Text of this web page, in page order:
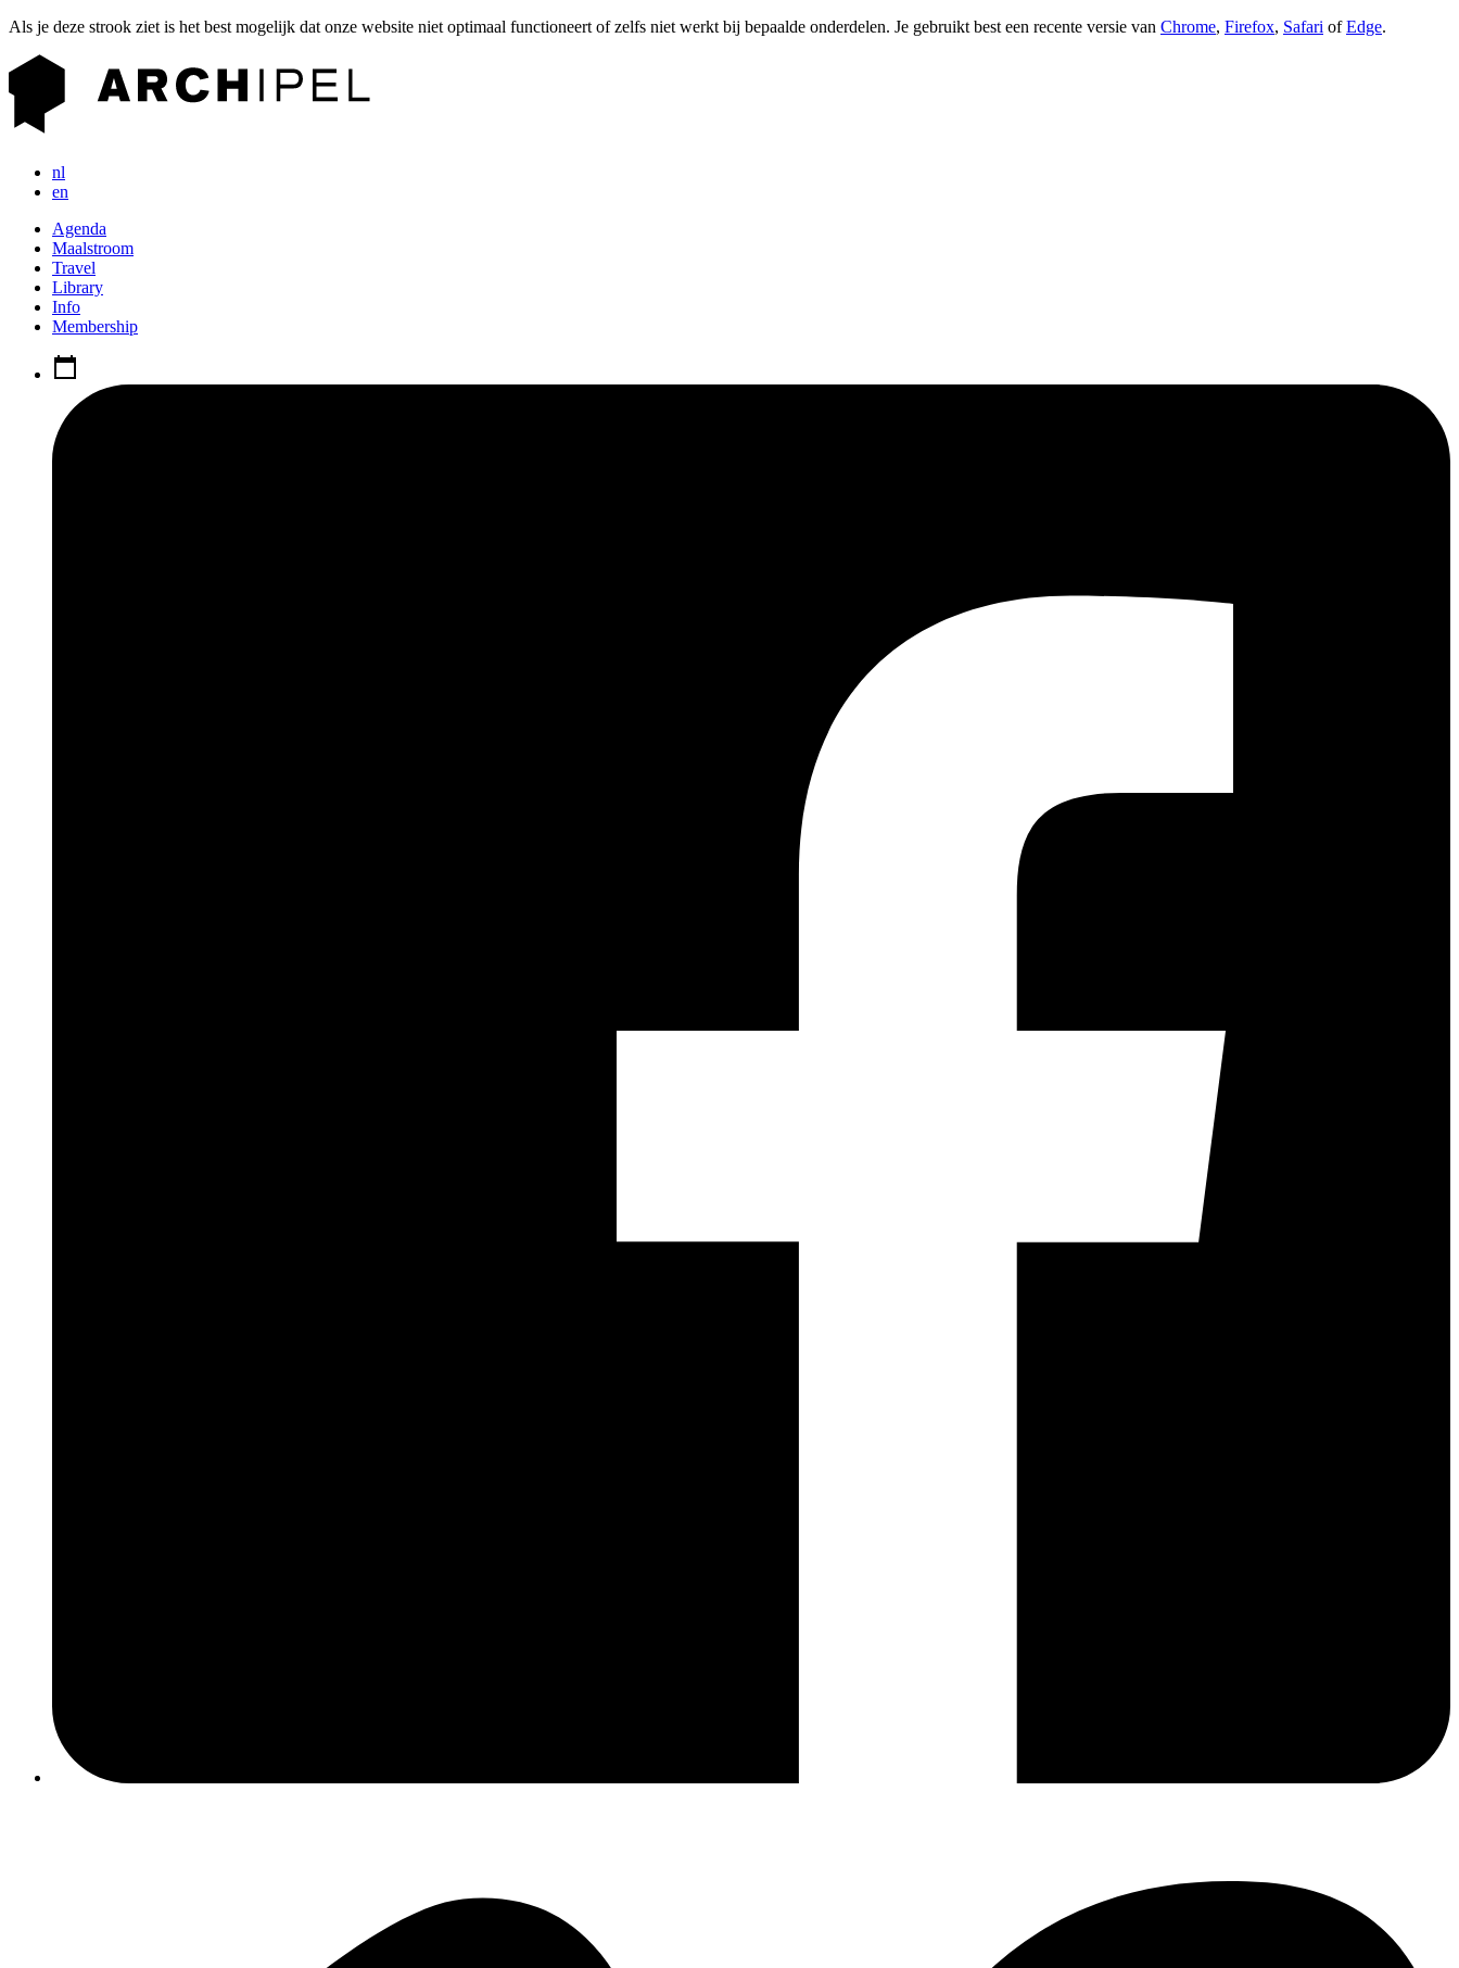
Als je deze strook ziet is het best mogelijk dat onze website niet optimaal functioneert of zelfs niet werkt bij bepaalde onderdelen. Je gebruikt best een recente versie van Chrome, Firefox, Safari ofEdge.
nl
en
Agenda
Maalstroom
Travel
Library
Info
Membership